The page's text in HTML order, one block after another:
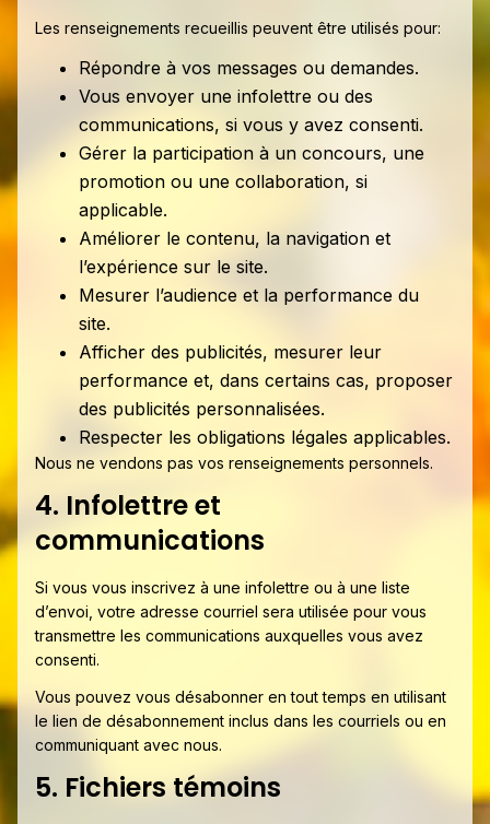
Les renseignements recueillis peuvent être utilisés pour:
Répondre à vos messages ou demandes.
Vous envoyer une infolettre ou des
communications, si vous y avez consenti.
Gérer la participation à un concours, une
promotion ou une collaboration, si
applicable.
Améliorer le contenu, la navigation et
l’expérience sur le site.
Mesurer l’audience et la performance du
site.
Afficher des publicités, mesurer leur
performance et, dans certains cas, proposer
des publicités personnalisées.
Respecter les obligations légales applicables.
Nous ne vendons pas vos renseignements personnels.
4. Infolettre et
communications
Si vous vous inscrivez à une infolettre ou à une liste
d’envoi, votre adresse courriel sera utilisée pour vous
transmettre les communications auxquelles vous avez
consenti.
Vous pouvez vous désabonner en tout temps en utilisant
le lien de désabonnement inclus dans les courriels ou en
communiquant avec nous.
5. Fichiers témoins